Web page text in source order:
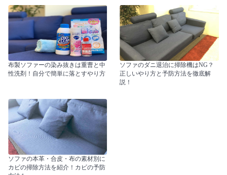
布製ソファーの染み抜きは重曹と中
性洗剤！自分で簡単に落とすやり方
ソファのダニ退治に掃除機はNG？
正しいやり方と予防方法を徹底解
説！
ソファの本革・合皮・布の素材別に
カビの掃除方法を紹介！カビの予防